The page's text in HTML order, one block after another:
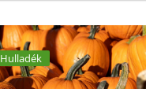
Hulladék